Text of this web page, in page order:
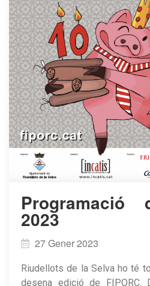
Programació
2023
27 Gener 2023
Riudellots de la Selva ho té
desena edició de FIPORC.